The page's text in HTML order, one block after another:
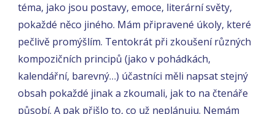
téma, jako jsou postavy, emoce, literární světy,
pokaždé něco jiného. Mám připravené úkoly, které
pečlivě promýšlím. Tentokrát při zkoušení různých
kompozičních principů (jako v pohádkách,
kalendářní, barevný…) účastníci měli napsat stejný
obsah pokaždé jinak a zkoumali, jak to na čtenáře
působí. A pak přišlo to, co už neplánuju. Nemám